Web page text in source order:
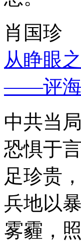
肖国珍
从睁眼
——评海
中共当
恐惧于
足珍贵
兵地以
雾霾，